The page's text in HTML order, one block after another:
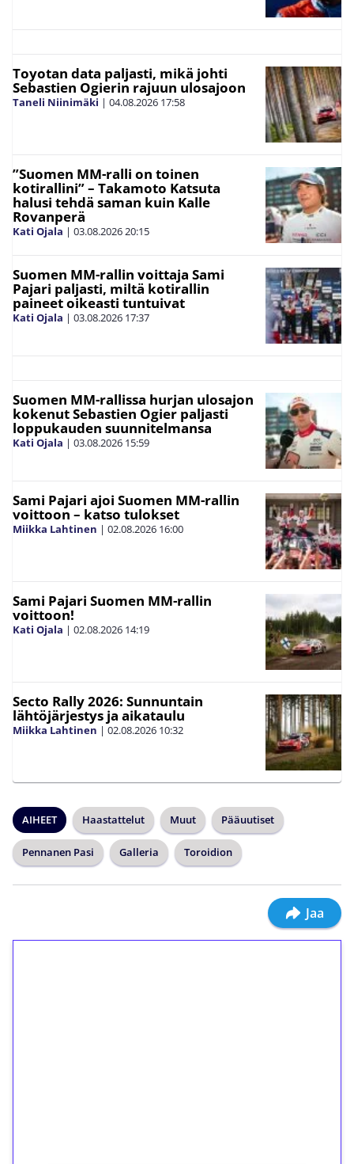
Toyotan data paljasti, mikä johti
Sebastien Ogierin rajuun ulosajoon
Taneli Niinimäki | 04.08.2026 17:58
”Suomen MM-ralli on toinen
kotirallini” – Takamoto Katsuta
halusi tehdä saman kuin Kalle
Rovanperä
Kati Ojala | 03.08.202620:15
Suomen MM-rallin voittaja Sami
Pajari paljasti, miltä kotirallin
paineet oikeasti tuntuivat
Kati Ojala | 03.08.2026 17:37
Suomen MM-rallissa hurjan ulosajon
kokenut Sebastien Ogier paljasti
loppukauden suunnitelmansa
Kati Ojala | 03.08.2026 15:59
Sami Pajari ajoi Suomen MM-rallin
voittoon – katso tulokset
Miikka Lahtinen | 02.08.2026 16:00
Sami Pajari Suomen MM-rallin
voittoon!
Kati Ojala | 02.08.2026 14:19
Secto Rally 2026: Sunnuntain
lähtöjärjestys ja aikataulu
Miikka Lahtinen | 02.08.2026 10:32
AIHEET Haastattelut Muut Pääuutiset
Pennanen Pasi Galleria Toroidion
Jaa